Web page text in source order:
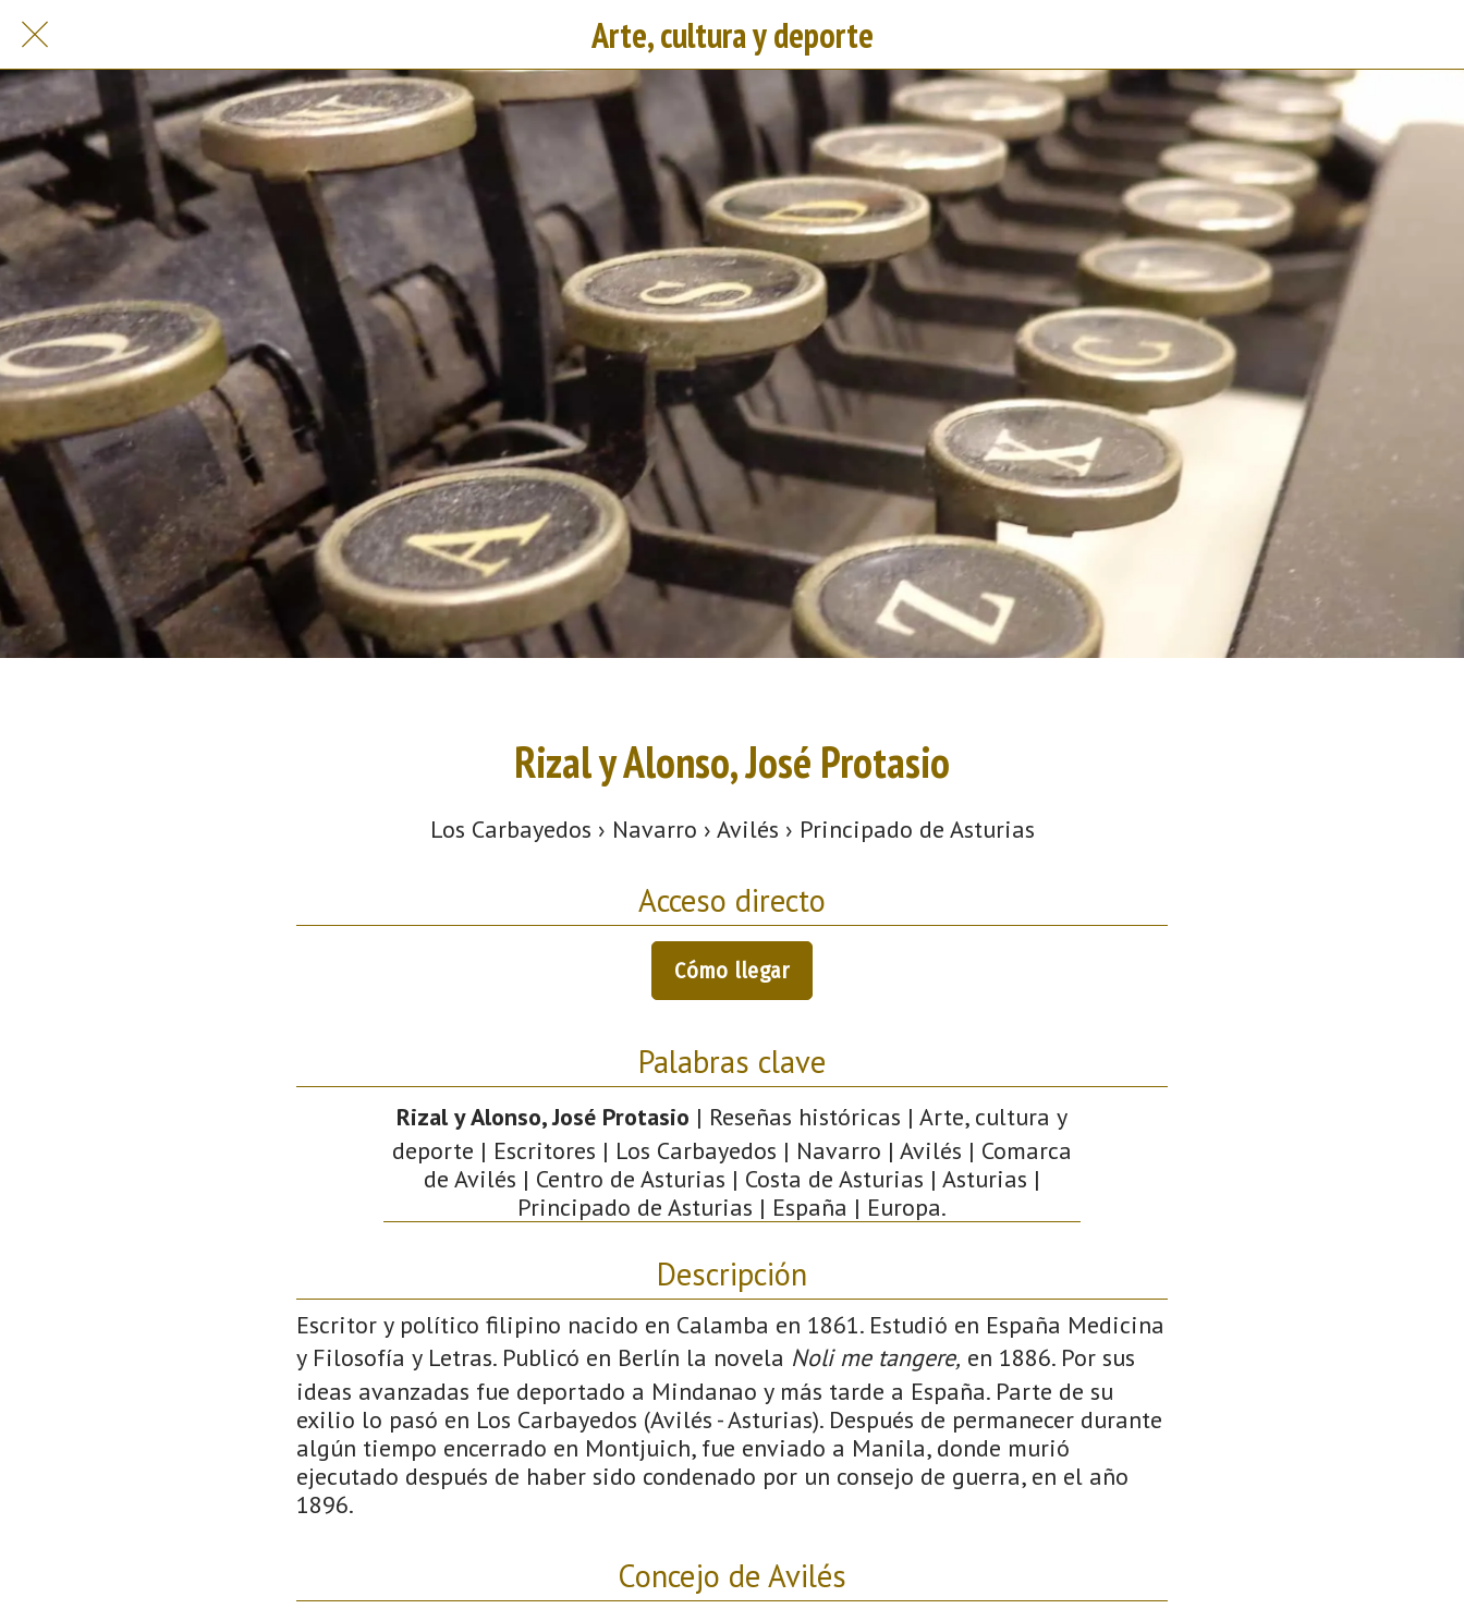
Arte, cultura y deporte
Rizal y Alonso, José Protasio
Los Carbayedos › Navarro › Avilés › Principado de Asturias
Acceso directo
Cómo llegar
Palabras clave
Rizal y Alonso, José Protasio | Reseñas históricas | Arte, cultura y
deporte | Escritores | Los Carbayedos | Navarro | Avilés | Comarca
de Avilés | Centro de Asturias | Costa de Asturias | Asturias |
Principado de Asturias | España | Europa.
Descripción
Escritor y político filipino nacido en Calamba en 1861. Estudió en España Medicina
y Filosofía y Letras. Publicó en Berlín la novela Noli me tangere, en 1886. Por sus
ideas avanzadas fue deportado a Mindanao y más tarde a España. Parte de su
exilio lo pasó en Los Carbayedos (Avilés - Asturias). Después de permanecer durante
algún tiempo encerrado en Montjuich, fue enviado a Manila, donde murió
ejecutado después de haber sido condenado por un consejo de guerra, en el año
1896.
Concejo de Avilés